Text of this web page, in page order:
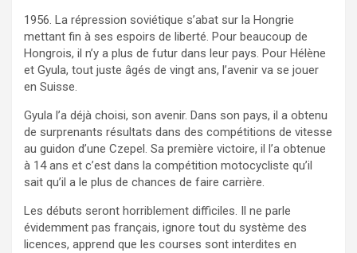
1956. La répression soviétique s’abat sur la Hongrie
mettant fin à ses espoirs de liberté. Pour beaucoup de
Hongrois, il n’y a plus de futur dans leur pays. Pour Hélène
et Gyula, tout juste âgés de vingt ans, l’avenir va se jouer
en Suisse.
Gyula l’a déjà choisi, son avenir. Dans son pays, il a obtenu
de surprenants résultats dans des compétitions de vitesse
au guidon d’une Czepel. Sa première victoire, il l’a obtenue
à 14 ans et c’est dans la compétition motocycliste qu’il
sait qu’il a le plus de chances de faire carrière.
Les débuts seront horriblement difficiles. Il ne parle
évidemment pas français, ignore tout du système des
licences, apprend que les courses sont interdites en